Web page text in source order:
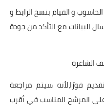
و القيام بنسخ الرابط و
البيانات مع التأكد من جودة
الشاغرة
فورًا،لأنه سيتم مراجعة
المرشح المناسب في أقرب